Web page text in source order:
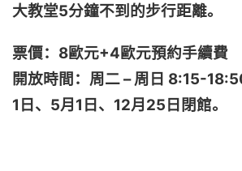
大教堂5分鐘不到的步行距離。
票價：8歐元+4歐元預約手續費
開放時間：周二 – 周日 8:15-
1日、5月1日、12月25日閉館。